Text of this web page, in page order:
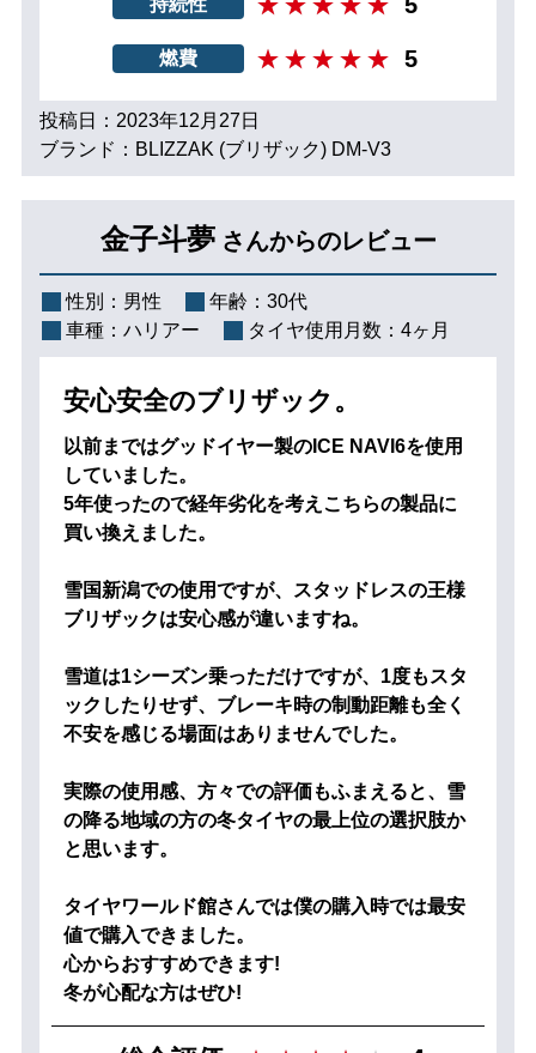
燃費 5
投稿日：2023年12月27日
ブランド：BLIZZAK (ブリザック) DM-V3
金子斗夢 さんからのレビュー
性別： 男性 年齢： 30代
車種： ハリアー タイヤ使用月数： 4ヶ月
安心安全のブリザック。
以前まではグッドイヤー製のICE NAVI6を使用
していました。
5年使ったので経年劣化を考えこちらの製品に
買い換えました。
雪国新潟での使用ですが、スタッドレスの王様
ブリザックは安心感が違いますね。
雪道は1シーズン乗っただけですが、1度もスタ
ックしたりせず、ブレーキ時の制動距離も全く
不安を感じる場面はありませんでした。
実際の使用感、方々での評価もふまえると、雪
の降る地域の方の冬タイヤの最上位の選択肢か
と思います。
タイヤワールド館さんでは僕の購入時では最安
値で購入できました。
心からおすすめできます!
冬が心配な方はぜひ!